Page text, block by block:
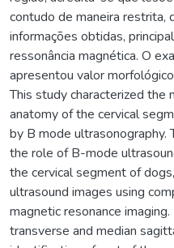
contudo de maneira restrita,
informações obtidas,
ressonância magnética. O
apresentou valor
This study characterized the
anatomy of the cervical
by B mode
the role of B-mode
the cervical segment of
ultrasound images using
magnetic resonance
transverse and median